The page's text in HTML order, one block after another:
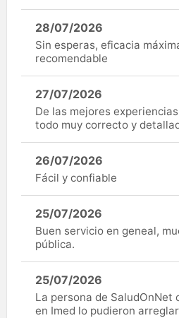
28/07/2026
Sin esperas, eficacia
recomendable
27/07/2026
De las mejores
todo muy correcto y
26/07/2026
Fácil y confiable
25/07/2026
Buen servicio en geneal,
pública.
25/07/2026
La persona de SaludOnNet
en Imed lo pudieron